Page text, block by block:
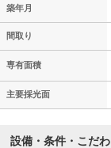
築年月
間取り
専有面積
主要採光面
設備・条件・こだわ